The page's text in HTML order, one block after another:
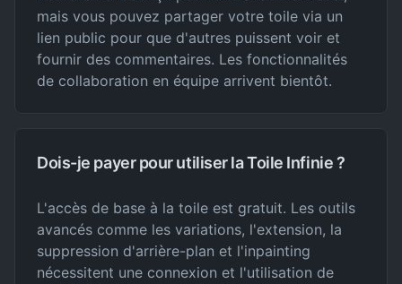
mais vous pouvez partager votre toile via un
lien public pour que d'autres puissent voir et
fournir des commentaires. Les fonctionnalités
de collaboration en équipe arrivent bientôt.
Dois-je payer pour utiliser la Toile Infinie ?
L'accès de base à la toile est gratuit. Les outils
avancés comme les variations, l'extension, la
suppression d'arrière-plan et l'inpainting
nécessitent une connexion et l'utilisation de